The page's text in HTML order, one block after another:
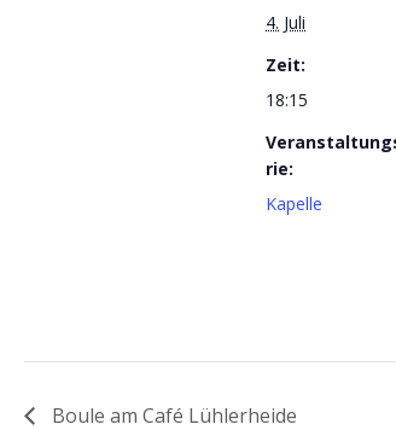
4. Juli
Zeit:
18:15
rie:
Kapelle
Boule am Café Lühlerheide